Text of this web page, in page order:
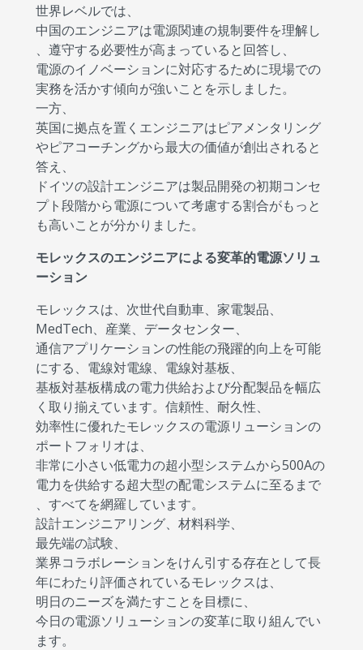
世界レベルでは、
中国のエンジニアは電源関連の規制要件を理解し
、遵守する必要性が高まっていると回答し、
電源のイノベーションに対応するために現場での
実務を活かす傾向が強いことを示しました。
一方、
英国に拠点を置くエンジニアはピアメンタリング
やピアコーチングから最大の価値が創出されると
答え、
ドイツの設計エンジニアは製品開発の初期コンセ
プト段階から電源について考慮する割合がもっと
も高いことが分かりました。
モレックスのエンジニアによる変革的電源ソリュ
ーション
モレックスは、次世代自動車、家電製品、
MedTech、産業、データセンター、
通信アプリケーションの性能の飛躍的向上を可能
にする、電線対電線、電線対基板、
基板対基板構成の電力供給および分配製品を幅広
く取り揃えています。信頼性、耐久性、
効率性に優れたモレックスの電源リューションの
ポートフォリオは、
非常に小さい低電力の超小型システムから500Aの
電力を供給する超大型の配電システムに至るまで
、すべてを網羅しています。
設計エンジニアリング、材料科学、
最先端の試験、
業界コラボレーションをけん引する存在として長
年にわたり評価されているモレックスは、
明日のニーズを満たすことを目標に、
今日の電源ソリューションの変革に取り組んでい
ます。